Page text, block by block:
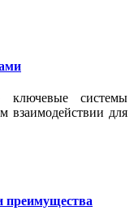
системы
взаимодействии для
преимущества